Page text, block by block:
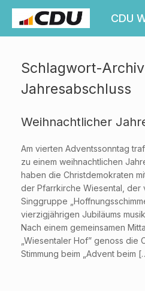
springen
CDU
Schlagwort-
Jahresabschluss
Weihnachtlicher
Am vierten Adventssonntag
zu einem weihnachtlichen
haben die Christdemokraten
der Pfarrkirche Wiesental, der
Singgruppe
vierzigjährigen Jubiläums
Nach einem gemeinsamen
„Wiesentaler Hof” genoss die
Stimmung beim „Advent beim